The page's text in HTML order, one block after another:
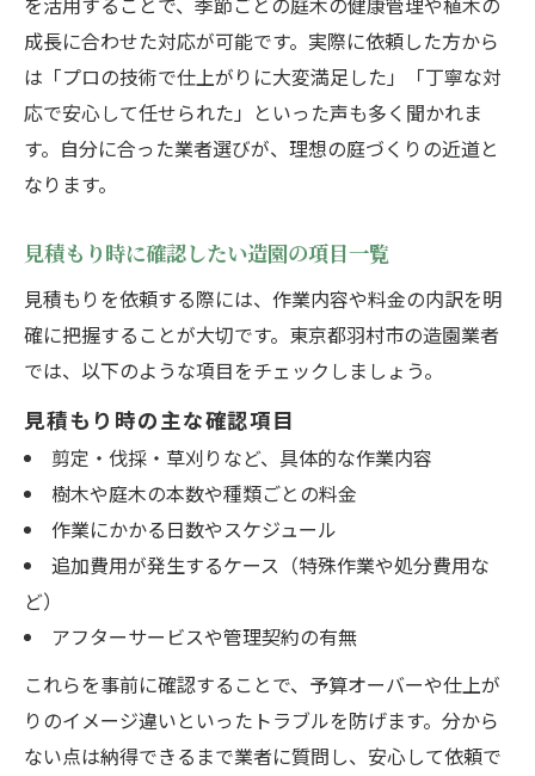
成長に合わせた対応が可能です。実際に依頼した方から
は「プロの技術で仕上がりに大変満足した」「丁寧な対
応で安心して任せられた」といった声も多く聞かれま
す。自分に合った業者選びが、理想の庭づくりの近道と
なります。
見積もり時に確認したい造園の項目一覧
見積もりを依頼する際には、作業内容や料金の内訳を明
確に把握することが大切です。東京都羽村市の造園業者
では、以下のような項目をチェックしましょう。
見積もり時の主な確認項目
剪定・伐採・草刈りなど、具体的な作業内容
樹木や庭木の本数や種類ごとの料金
作業にかかる日数やスケジュール
追加費用が発生するケース（特殊作業や処分費用な
ど）
アフターサービスや管理契約の有無
これらを事前に確認することで、予算オーバーや仕上が
りのイメージ違いといったトラブルを防げます。分から
ない点は納得できるまで業者に質問し、安心して依頼で